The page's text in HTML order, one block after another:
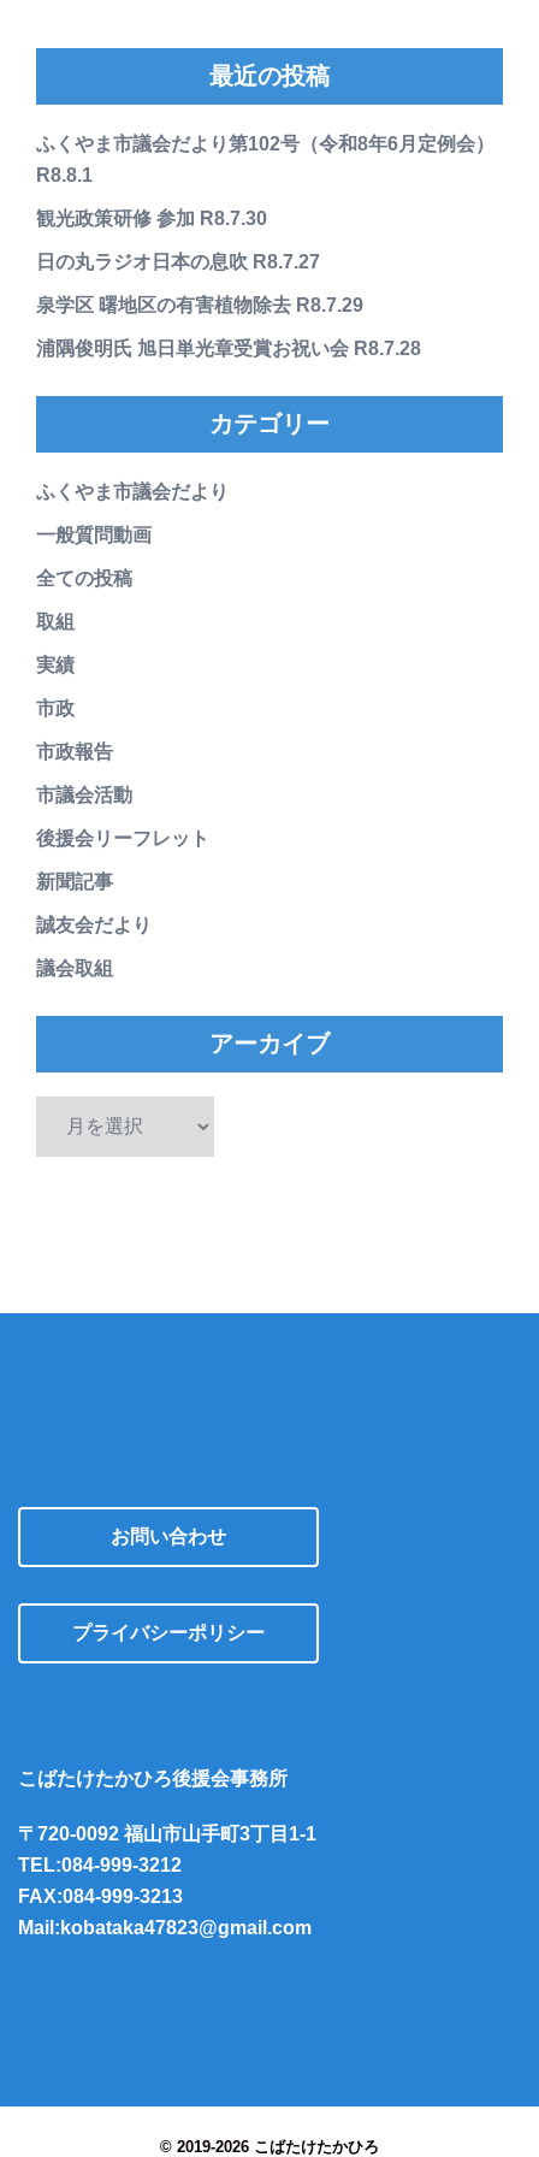
最近の投稿
ふくやま市議会だより第102号（令和8年6月定例会）
R8.8.1
観光政策研修 参加 R8.7.30
日の丸ラジオ日本の息吹 R8.7.27
泉学区 曙地区の有害植物除去 R8.7.29
浦隅俊明氏 旭日単光章受賞お祝い会 R8.7.28
カテゴリー
ふくやま市議会だより
一般質問動画
全ての投稿
取組
実績
市政
市政報告
市議会活動
後援会リーフレット
新聞記事
誠友会だより
議会取組
アーカイブ
お問い合わせ
プライバシーポリシー
こばたけたかひろ後援会事務所
〒720-0092 福山市山手町3丁目1-1
TEL:084-999-3212
FAX:084-999-3213
Mail:kobataka47823@gmail.com
© 2019-2026 こばたけたかひろ